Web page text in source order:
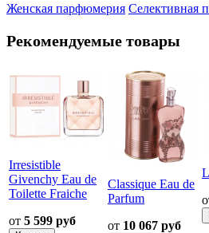
Женская парфюмерия Селективная
Рекомендуемые товары
Irresistible
Givenchy Eau de
Toilette Fraiche
от 5 599 руб
Classique Eau de
Parfum
от 10 067 руб